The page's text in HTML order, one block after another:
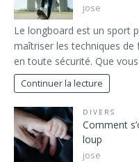
jose
Le longboard est un sport
maîtriser les techniques
en toute sécurité. Que
Continuer la lecture
DIVERS
Comment
loup
jose